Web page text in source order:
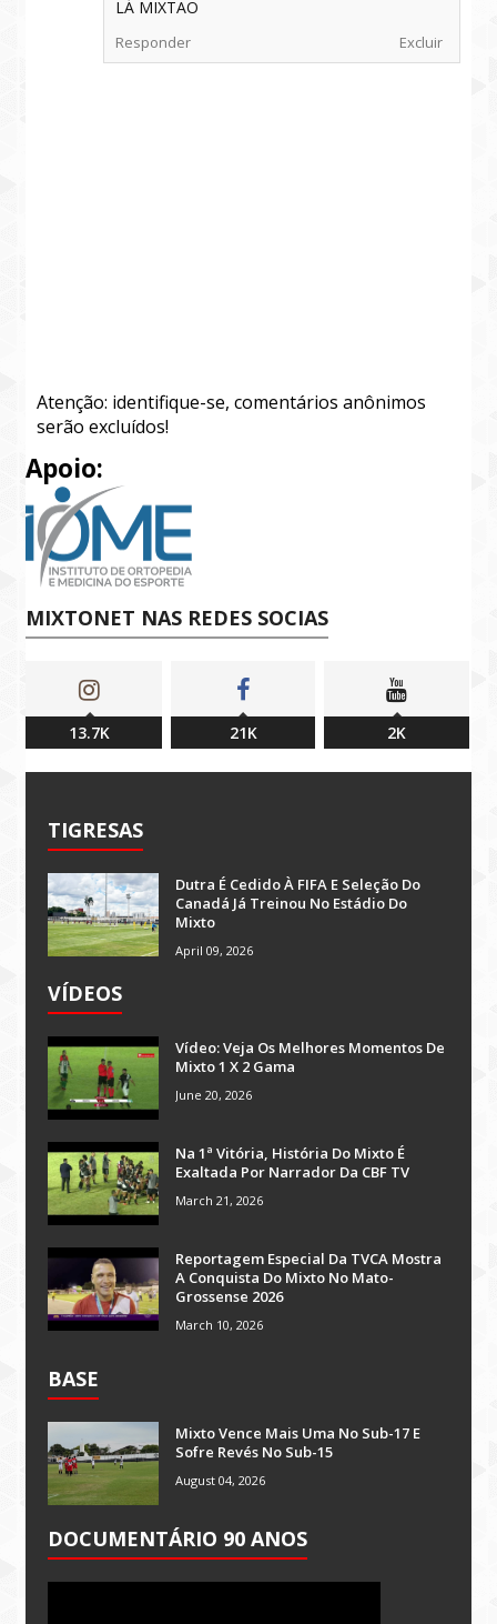
LÁ MIXTÃO
Responder Excluir
Atenção: identifique-se, comentários anônimos
serão excluídos!
Apoio:
MIXTONET NAS REDES SOCIAS
13.7K 21K 2K
TIGRESAS
Dutra É Cedido À FIFA E Seleção Do
Canadá Já Treinou No Estádio Do
Mixto
April 09, 2026
VÍDEOS
Vídeo: Veja Os Melhores Momentos De
Mixto 1 X 2 Gama
June 20, 2026
Na 1ª Vitória, História Do Mixto É
Exaltada Por Narrador Da CBF TV
March 21, 2026
Reportagem Especial Da TVCA Mostra
A Conquista Do Mixto No Mato-
Grossense 2026
March 10, 2026
BASE
Mixto Vence Mais Uma No Sub-17 E
Sofre Revés No Sub-15
August 04, 2026
DOCUMENTÁRIO 90 ANOS